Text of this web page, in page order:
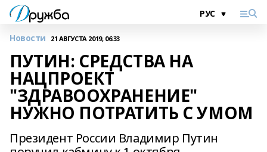
Новости 21 АВГУСТА 2019, 06:33
ПУТИН: СРЕДСТВА НА
НАЦПРОЕКТ
"ЗДРАВООХРАНЕНИЕ"
НУЖНО ПОТРАТИТЬ С УМОМ
Президент России Владимир Путин